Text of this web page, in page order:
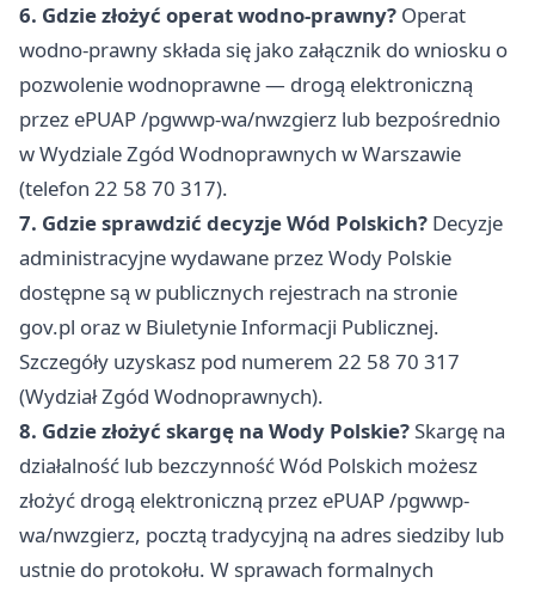
6. Gdzie złożyć operat wodno-prawny? Operat
wodno-prawny składa się jako załącznik do wniosku o
pozwolenie wodnoprawne — drogą elektroniczną
przez ePUAP /pgwwp-wa/nwzgierz lub bezpośrednio
w Wydziale Zgód Wodnoprawnych w Warszawie
(telefon 22 58 70 317).
7. Gdzie sprawdzić decyzje Wód Polskich? Decyzje
administracyjne wydawane przez Wody Polskie
dostępne są w publicznych rejestrach na stronie
gov.pl oraz w Biuletynie Informacji Publicznej.
Szczegóły uzyskasz pod numerem 22 58 70 317
(Wydział Zgód Wodnoprawnych).
8. Gdzie złożyć skargę na Wody Polskie?Skargę na
działalność lub bezczynność Wód Polskich możesz
złożyć drogą elektroniczną przez ePUAP /pgwwp-
wa/nwzgierz, pocztą tradycyjną na adres siedziby lub
ustnie do protokołu. W sprawach formalnych